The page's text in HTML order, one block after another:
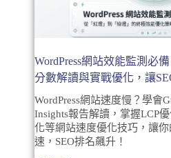
WordPress網站效能監測必備
分數解讀與實戰優化，讓
WordPress網站速度慢？學會
Insights報告解讀，掌握LCP
化等網站速度優化技巧，讓你
速，SEO排名飆升！